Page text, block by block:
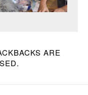
ARE